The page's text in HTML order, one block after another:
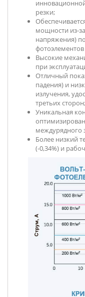
резки;
мощности из-
напряжения)
Высокие
при
Отличный
падения) и
излучения,
третьих сторон;
Уникальная
междурядного
Более низкий
(-0,34%) и